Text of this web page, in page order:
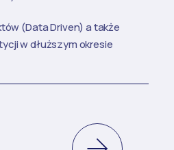
(Data Driven) a także
w dłuższym okresie